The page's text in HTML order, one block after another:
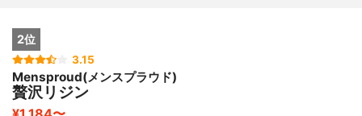
価格も比較的安いので、続けやすそうです！
健康をサポートするためにも飲み続けていきたいと思いま
した?
2位
3.15
Mensproud(メンスプラウド)
贅沢リジン